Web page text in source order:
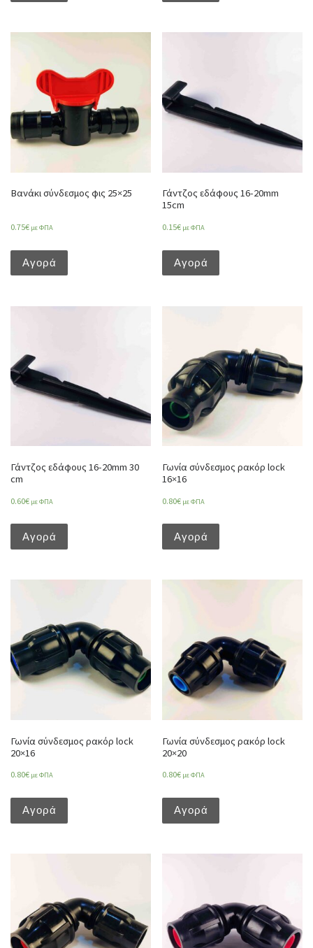
Βανάκι σύνδεσμος φις 25×25
0.75€ με ΦΠΑ
Αγορά
Γάντζος εδάφους 16-20mm
15cm
0.15€ με ΦΠΑ
Αγορά
Γάντζος εδάφους 16-20mm 30
cm
0.60€ με ΦΠΑ
Αγορά
Γωνία σύνδεσμος ρακόρ lock
16×16
0.80€ με ΦΠΑ
Αγορά
Γωνία σύνδεσμος ρακόρ lock
20×16
0.80€ με ΦΠΑ
Αγορά
Γωνία σύνδεσμος ρακόρ lock
20×20
0.80€ με ΦΠΑ
Αγορά